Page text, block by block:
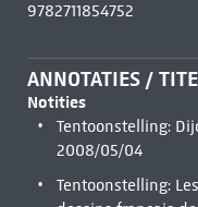
9782711854752
ANNOTATIES /
Notities
Tentoonstelling:
2008/05/04
Tentoonstelling: